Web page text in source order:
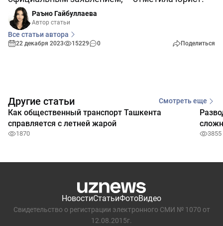
Раъно Гайбуллаева
Автор статьи
Все статьи автора
22 декабря 2023 15229 0 Поделиться
Другие статьи Смотреть еще
Как общественный транспорт Ташкента
справляется с летней жарой
1870 3855
НовостиСтатьиФотоВидео
Свидетельство о регистрации электронного СМИ № 1070 от
12.08.2015г.